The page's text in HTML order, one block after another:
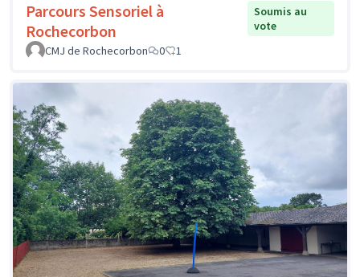
Parcours Sensoriel à
Rochecorbon
Soumis au
vote
CMJ de Rochecorbon
0 1